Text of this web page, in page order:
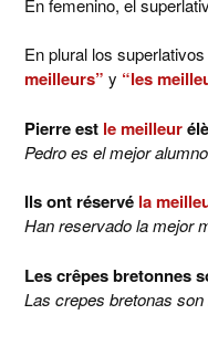
En plural los
meilleurs” y “les
Pierre est le meilleur
Pedro es el mejor
Ils ont réservé la
Han reservado la mejor
Les crêpes bretonnes
Las crepes bretonas